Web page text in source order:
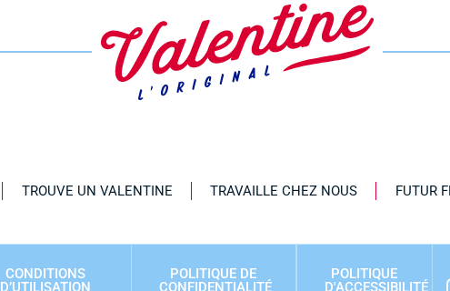
TROUVE UN VALENTINE TRAVAILLE CHEZ NOUS FUTUR
CONDITIONS
D’UTILISATION
POLITIQUE DE
CONFIDENTIALITÉ
POLITIQUE
D'ACCESSIBILITÉ